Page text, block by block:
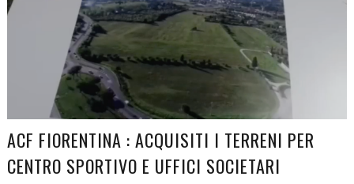
ACF FIORENTINA : ACQUISITI I TERRENI PER
CENTRO SPORTIVO E UFFICI SOCIETARI